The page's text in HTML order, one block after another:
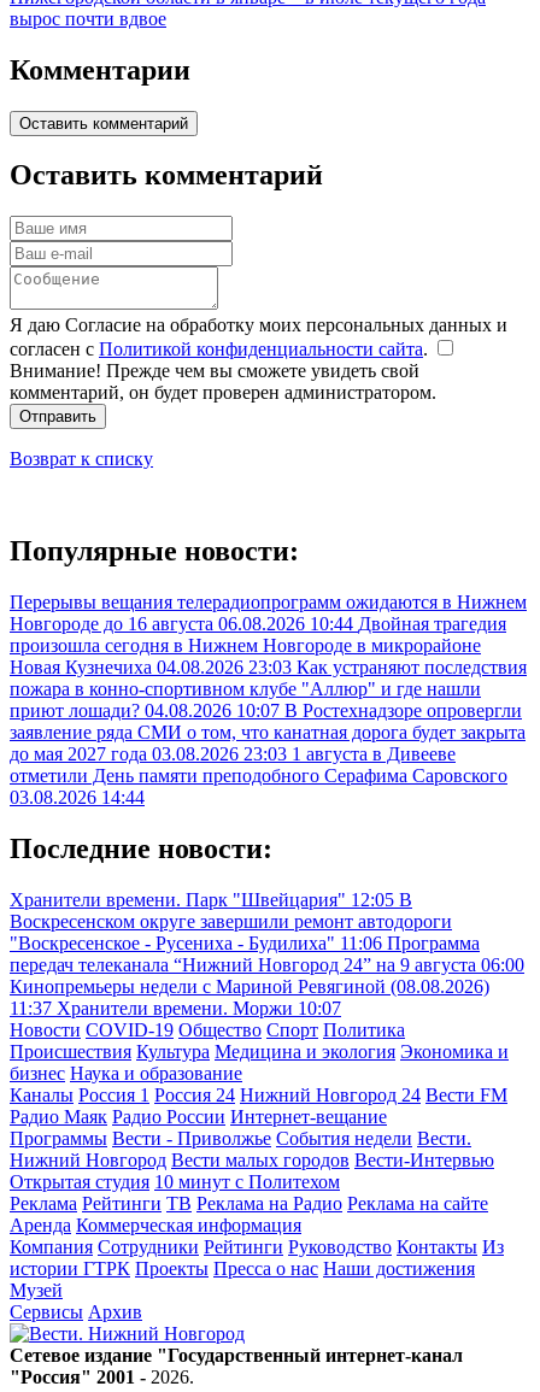
вырос почти вдвое
Комментарии
Оставить комментарий
Оставить комментарий
Я даю Согласие на обработку моих персональных данных и
согласен с Политикой конфиденциальности сайта.
Внимание! Прежде чем вы сможете увидеть свой
комментарий, он будет проверен администратором.
Отправить
Возврат к списку
Популярные новости:
Перерывы вещания телерадиопрограмм ожидаются в Нижнем
Новгороде до 16 августа 06.08.2026 10:44 Двойная трагедия
произошла сегодня в Нижнем Новгороде в микрорайоне
Новая Кузнечиха 04.08.2026 23:03 Как устраняют последствия
пожара в конно-спортивном клубе "Аллюр" и где нашли
приют лошади? 04.08.2026 10:07 В Ростехнадзоре опровергли
заявление ряда СМИ о том, что канатная дорога будет закрыта
до мая 2027 года 03.08.2026 23:03 1 августа в Дивееве
отметили День памяти преподобного Серафима Саровского
03.08.2026 14:44
Последние новости:
Хранители времени. Парк "Швейцария" 12:05 В
Воскресенском округе завершили ремонт автодороги
"Воскресенское - Русениха - Будилиха" 11:06 Программа
передач телеканала “Нижний Новгород 24” на 9 августа 06:00
Кинопремьеры недели с Мариной Ревягиной (08.08.2026)
11:37 Хранители времени. Моржи 10:07
Новости COVID-19 Общество Спорт Политика
Происшествия Культура Медицина и экология Экономика и
бизнес Наука и образование
Каналы Россия 1 Россия 24 Нижний Новгород 24 Вести FM
Радио Маяк Радио России Интернет-вещание
Программы Вести - Приволжье События недели Вести.
Нижний Новгород Вести малых городов Вести-Интервью
Открытая студия 10 минут с Политехом
Реклама Рейтинги ТВ Реклама на Радио Реклама на сайте
Аренда Коммерческая информация
Компания Сотрудники Рейтинги Руководство Контакты Из
истории ГТРК Проекты Пресса о нас Наши достижения
Музей
Сервисы Архив
Сетевое издание "Государственный интернет-канал
"Россия" 2001 - 2026.